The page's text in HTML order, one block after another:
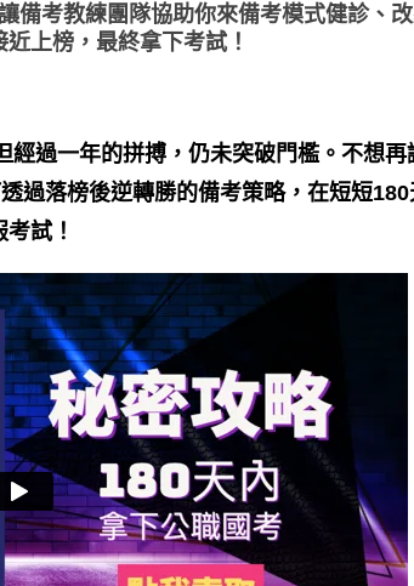
備考教練團隊協助你來備考模式健診、
上榜，最終拿下考試！
經過一年的拼搏，仍未突破門檻。不想再
過落榜後逆轉勝的備考策略，在短短180
考試！